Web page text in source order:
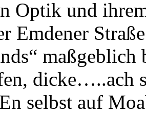
Optik und
Emdener
dicke…..ach
selbst auf